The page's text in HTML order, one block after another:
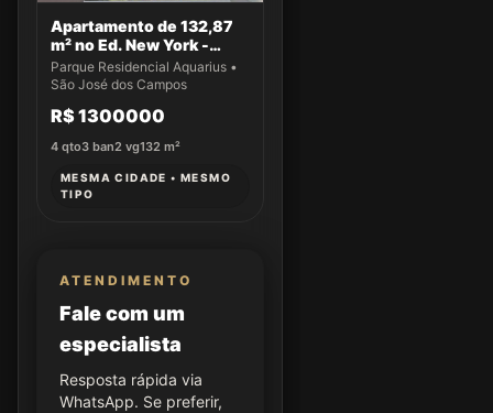
Apartamento de 132,87
m² no Ed. New York -
Apto 43
Parque Residencial Aquarius •
São José dos Campos
R$ 1300000
4 qto3 ban2 vg132 m²
MESMA CIDADE • MESMO
TIPO
ATENDIMENTO
Fale com um
especialista
Resposta rápida via
WhatsApp. Se preferir,